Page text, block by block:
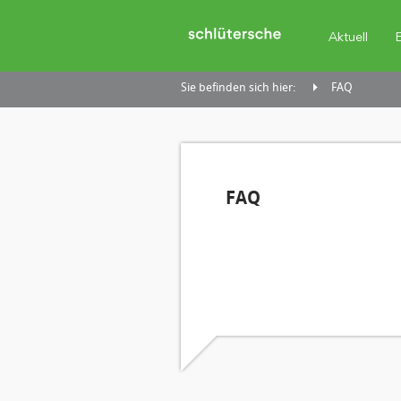
Aktuell
Sie befinden sich hier: FAQ
FAQ